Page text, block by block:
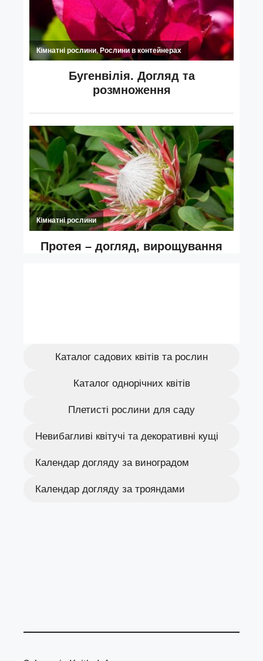
Каталог садових квітів та рослин
Каталог однорічних квітів
Плетисті рослини для саду
Невибагливі квітучі та декоративні кущі
Календар догляду за виноградом
Календар догляду за трояндами